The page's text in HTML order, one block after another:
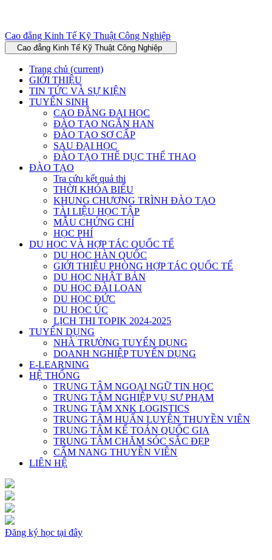
Cao đẳng Kinh Tế Kỹ Thuật Công Nghiệp
Cao đẳng Kinh Tế Kỹ Thuật Công Nghiệp
Trang chủ (current)
GIỚI THIỆU
TIN TỨC VÀ SỰ KIỆN
TUYỂN SINH
CAO ĐẲNG ĐẠI HỌC
ĐÀO TẠO NGẮN HẠN
ĐÀO TẠO SƠ CẤP
SAU ĐẠI HỌC
ĐÀO TẠO THỂ DỤC THỂ THAO
ĐÀO TẠO
Tra cứu kết quả thi
THỜI KHÓA BIỂU
KHUNG CHƯƠNG TRÌNH ĐÀO TẠO
TÀI LIỆU HỌC TẬP
MẪU CHỨNG CHỈ
HỌC PHÍ
DU HỌC VÀ HỢP TÁC QUỐC TẾ
DU HỌC HÀN QUỐC
GIỚI THIỆU PHÒNG HỢP TÁC QUỐC TẾ
DU HỌC NHẬT BẢN
DU HỌC ĐÀI LOAN
DU HỌC ĐỨC
DU HỌC ÚC
LỊCH THI TOPIK 2024-2025
TUYỂN DỤNG
NHÀ TRƯỜNG TUYỂN DỤNG
DOANH NGHIỆP TUYỂN DỤNG
E-LEARNING
HỆ THỐNG
TRUNG TÂM NGOẠI NGỮ TIN HỌC
TRUNG TÂM NGHIỆP VỤ SƯ PHẠM
TRUNG TÂM XNK LOGISTICS
TRUNG TÂM HUẤN LUYỆN THUYỀN VIÊN
TRUNG TÂM KẾ TOÁN QUỐC GIA
TRUNG TÂM CHĂM SÓC SẮC ĐẸP
CẨM NANG THUYỀN VIÊN
LIÊN HỆ
Đăng ký học tại đây